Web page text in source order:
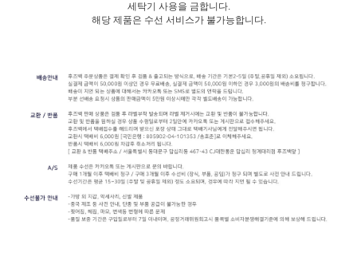
세탁기 사용을 금합니다.
해당 제품은 수선 서비스가 불가능합니다.